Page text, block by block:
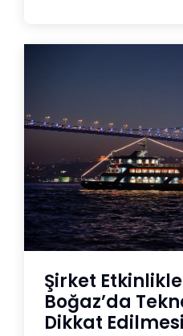
Şirket
Boğaz’da
Dikkat